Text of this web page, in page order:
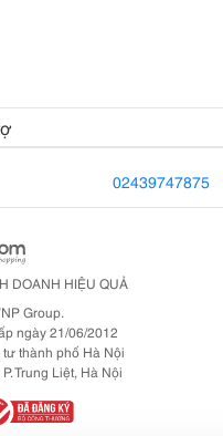
02439747875
DOANH HIỆU QUẢ
Group.
ngày 21/06/2012
thành phố Hà Nội
Trung Liệt, Hà Nội